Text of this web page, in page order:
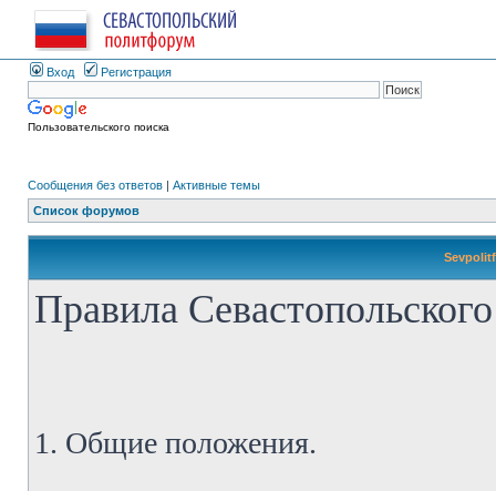
Вход Регистрация
Пользовательского поиска
Сообщения без ответов | Активные темы
Список форумов
Правила
1. Общие положения.